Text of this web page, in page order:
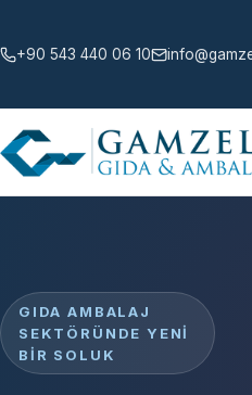
+90 543 440 06 10
GIDA AMBALAJ
SEKTÖRÜNDE YENI
BIR SOLUK